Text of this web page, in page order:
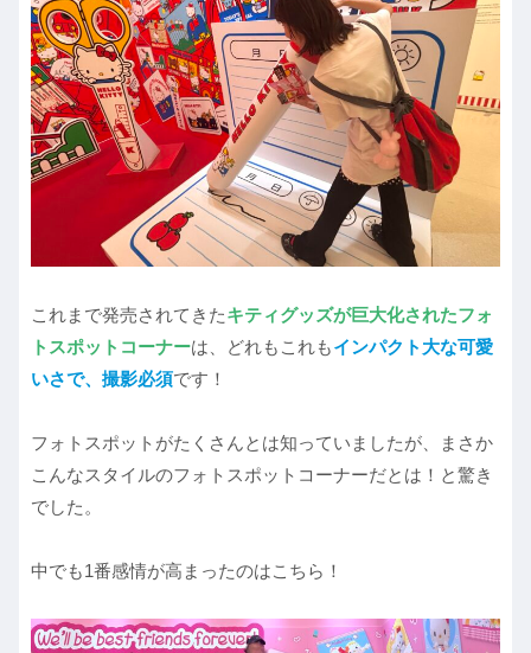
これまで発売されてきたキティグッズが巨大化されたフォ
トスポットコーナーは、どれもこれもインパクト大な可愛
いさで、撮影必須です！
フォトスポットがたくさんとは知っていましたが、まさか
こんなスタイルのフォトスポットコーナーだとは！と驚き
でした。
中でも1番感情が高まったのはこちら！